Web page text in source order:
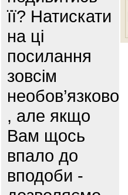
її? Натискати
на ці
посилання
зовсім
необов’язково
, але якщо
Вам щось
впало до
вподоби -